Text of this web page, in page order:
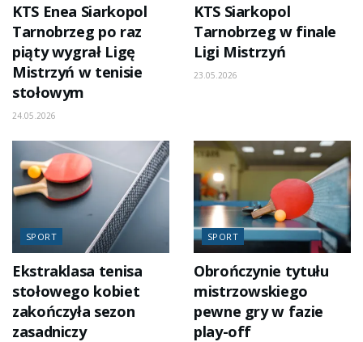
KTS Enea Siarkopol
Tarnobrzeg po raz
piąty wygrał Ligę
Mistrzyń w tenisie
stołowym
24.05.2026
KTS Siarkopol
Tarnobrzeg w finale
Ligi Mistrzyń
23.05.2026
SPORT
Ekstraklasa tenisa
stołowego kobiet
zakończyła sezon
zasadniczy
SPORT
Obrończynie tytułu
mistrzowskiego
pewne gry w fazie
play-off